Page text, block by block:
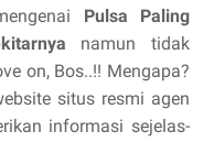
Pulsa Paling
namun tidak
on, Bos..!! Mengapa?
situs resmi agen
informasi sejelas-